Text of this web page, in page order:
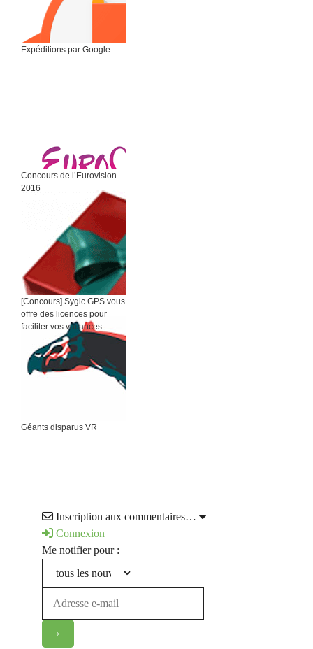
Expéditions par Google
Concours de l’Eurovision
2016
[Concours] Sygic GPS vous
offre des licences pour
faciliter vos vacances
Géants disparus VR
Inscription aux commentaires…
Connexion
Me notifier pour :